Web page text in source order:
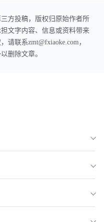
方投稿，版权归原始作者所
文字内容、信息或资料带来
请联系zmt@fxiaoke.com，
删除文章。